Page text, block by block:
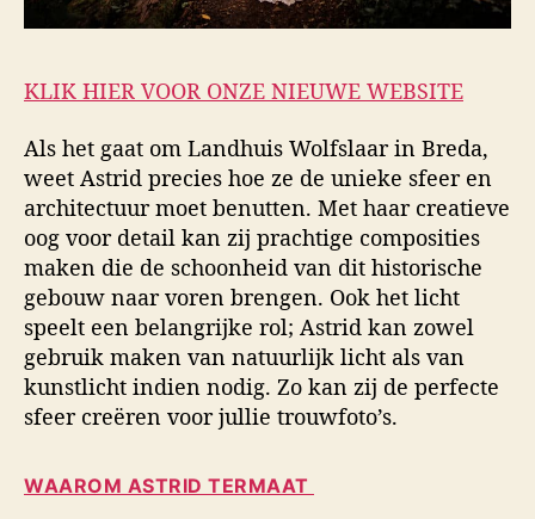
KLIK HIER VOOR ONZE NIEUWE WEBSITE
Als het gaat om Landhuis Wolfslaar in Breda,
weet Astrid precies hoe ze de unieke sfeer en
architectuur moet benutten. Met haar creatieve
oog voor detail kan zij prachtige composities
maken die de schoonheid van dit historische
gebouw naar voren brengen. Ook het licht
speelt een belangrijke rol; Astrid kan zowel
gebruik maken van natuurlijk licht als van
kunstlicht indien nodig. Zo kan zij de perfecte
sfeer creëren voor jullie trouwfoto’s.
WAAROM ASTRID TERMAAT